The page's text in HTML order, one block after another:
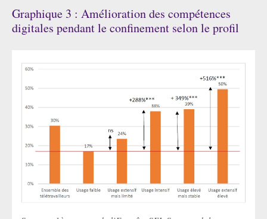
Graphique 3 : Amélioration des compétences
digitales pendant le confinement selon le profil